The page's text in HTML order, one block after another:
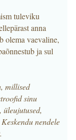
tuleviku
anna
olema vaevaline,
ja sul
millised
sinu
nendele